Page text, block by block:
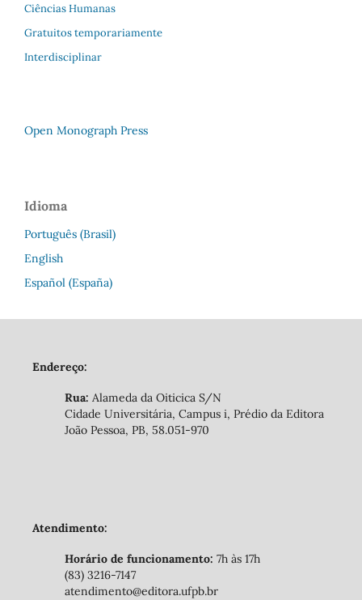
Ciências Humanas
Gratuitos temporariamente
Interdisciplinar
Open Monograph Press
Idioma
Português (Brasil)
English
Español (España)
Endereço:
Rua: Alameda da Oiticica S/N
Cidade Universitária, Campus i, Prédio da Editora
João Pessoa, PB, 58.051-970
Atendimento:
Horário de funcionamento: 7h às 17h
(83) 3216-7147
atendimento@editora.ufpb.br